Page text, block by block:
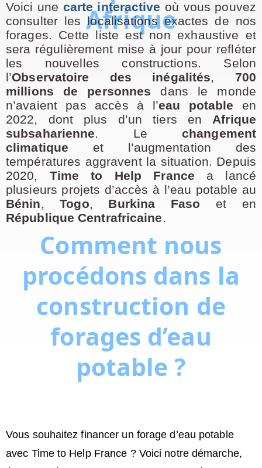
Afrique
Voici une carte interactive où vous pouvez
consulter les localisations exactes de nos
forages. Cette liste est non exhaustive et
sera régulièrement mise à jour pour refléter
les nouvelles constructions. Selon
l’Observatoire des inégalités, 700
millions de personnes dans le monde
n’avaient pas accès à l’eau potable en
2022, dont plus d’un tiers en Afrique
subsaharienne. Le changement
climatique et l’augmentation des
températures aggravent la situation. Depuis
2020, Time to Help France a lancé
plusieurs projets d’accès à l’eau potable au
Bénin,Togo, Burkina Faso et en
République Centrafricaine.
Comment nous
procédons dans la
construction de
forages d’eau
potable ?
Vous souhaitez financer un forage d’eau potable
avec Time to Help France ? Voici notre démarche,